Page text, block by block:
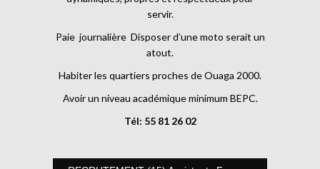
servir.
Paie journalière Disposer d’une moto serait un
atout.
Habiter les quartiers proches de Ouaga 2000.
Avoir un niveau académique minimum BEPC.
Tél: 55 81 26 02